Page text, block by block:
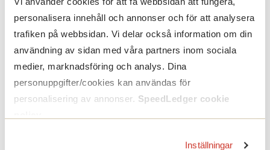
personalisera innehåll och annonser och för att analysera
trafiken på webbsidan. Vi delar också information om din
användning av sidan med våra partners inom sociala
medier, marknadsföring och analys. Dina
personuppgifter/cookies kan användas för
personalisering av annonser. SpeedLedger cookie
Inställningar
interoperabilitet
Vi främjar interoperabilitet genom att använda etablerade
format som SIE och CSV. Vårt mål är att du ska kunna flytta
din data med bibehållen integritet.
Underleverantörer
En översikt över våra underleverantörer och tjänsternas